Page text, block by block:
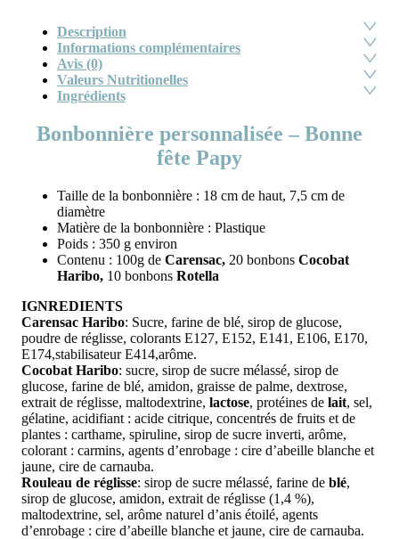
Description
Informations complémentaires
Avis (0)
Valeurs Nutritionelles
Ingrédients
Bonbonnière personnalisée – Bonne
fête Papy
Taille de la bonbonnière : 18 cm de haut, 7,5 cm de
diamètre
Matière de la bonbonnière : Plastique
Poids : 350 g environ
Contenu : 100g de Carensac, 20 bonbons Cocobat
Haribo, 10 bonbons Rotella
IGNREDIENTS
Carensac Haribo: Sucre, farine de blé, sirop de glucose,
poudre de réglisse, colorants E127, E152, E141, E106, E170,
E174,stabilisateur E414,arôme.
Cocobat Haribo: sucre, sirop de sucre mélassé, sirop de
glucose, farine de blé, amidon, graisse de palme, dextrose,
extrait de réglisse, maltodextrine, lactose, protéines de lait, sel,
gélatine, acidifiant : acide citrique, concentrés de fruits et de
plantes : carthame, spiruline, sirop de sucre inverti, arôme,
colorant : carmins, agents d’enrobage : cire d’abeille blanche et
jaune, cire de carnauba.
Rouleau de réglisse: sirop de sucre mélassé, farine de blé,
sirop de glucose, amidon, extrait de réglisse (1,4 %),
maltodextrine, sel, arôme naturel d’anis étoilé, agents
d’enrobage : cire d’abeille blanche et jaune, cire de carnauba.